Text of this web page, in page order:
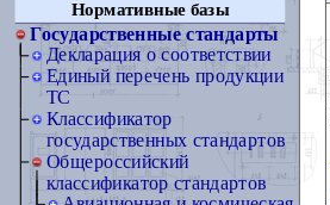
Нормативные базы
Государственные стандарты
Декларация о соответствии
Единый перечень продукции
ТС
Классификатор
государственных стандартов
Общероссийский
классификатор стандартов